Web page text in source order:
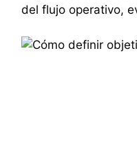
del flujo operativo,